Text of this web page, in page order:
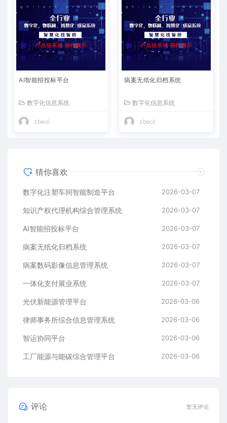
AI智能招投标平台
数字化信息系统
zbeol
病案无纸化归档系统
数字化信息系统
zbeol
猜你喜欢
数字化注塑车间智能制造平台 2026-03-07
知识产权代理机构综合管理系统 2026-03-07
AI智能招投标平台 2026-03-07
病案无纸化归档系统 2026-03-07
病案数码影像信息管理系统 2026-03-07
一体化支付展业系统 2026-03-07
光伏新能源管理平台 2026-03-06
律师事务所综合信息管理系统 2026-03-06
智运协同平台 2026-03-06
工厂能源与能碳综合管理平台 2026-03-06
评论 暂无评论